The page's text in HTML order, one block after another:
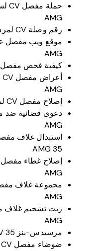
AMG
رقم وصلة CV لمرسيدس-بنز 35 AMG
AMG
كيفية فحص مفصل CV لمرسيدس-بنز 35 AMG
AMG
إصلاح مفصل CV لمرسيدس-بنز 35 AMG
AMG
35 AMG
AMG
AMG
AMG
مرسيدس-بنز 35 AMG CV اهتزاز المفصل
ضوضاء مفصل CV لمرسيدس-بنز 35 AMG